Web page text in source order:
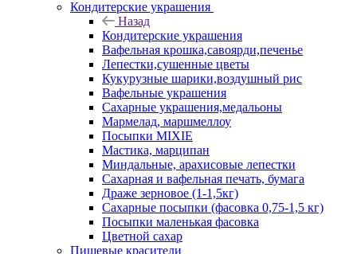
Кондитерские украшения
Назад
Кондитерские украшения
Вафельная крошка,савоярди,печенье
Лепестки,сушенные цветы
Кукурузные шарики,воздушный рис
Вафельные украшения
Сахарные украшения,медальоны
Мармелад, маршмеллоу
Посыпки MIXIE
Мастика, марципан
Миндальные, арахисовые лепестки
Сахарная и вафельная печать, бумага
Драже зерновое (1-1,5кг)
Сахарные посыпки (фасовка 0,75-1,5 кг)
Посыпки маленькая фасовка
Цветной сахар
Пищевые красители